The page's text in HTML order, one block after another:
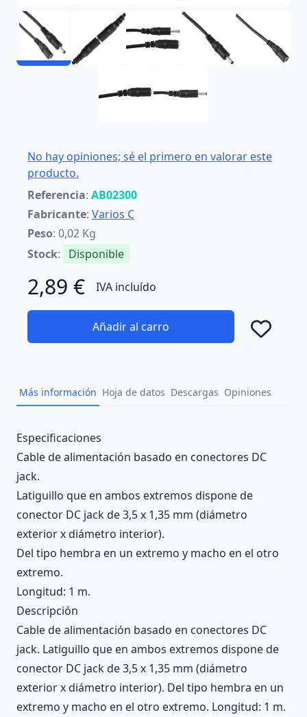
No hay opiniones; sé el primero en valorar este
producto.
Referencia: AB02300
Fabricante: Varios C
Peso: 0,02 Kg
Stock: Disponible
2,89 € IVA incluído
Añadir al carro
Más información Hoja de datos Descargas Opiniones
Description
Especificaciones
Cable de alimentación basado en conectores DC
jack.
Latiguillo que en ambos extremos dispone de
conector DC jack de 3,5 x 1,35 mm (diámetro
exterior x diámetro interior).
Del tipo hembra en un extremo y macho en el otro
extremo.
Longitud: 1 m.
Descripción
Cable de alimentación basado en conectores DC
jack. Latiguillo que en ambos extremos dispone de
conector DC jack de 3,5 x 1,35 mm (diámetro
exterior x diámetro interior). Del tipo hembra en un
extremo y macho en el otro extremo. Longitud: 1 m.